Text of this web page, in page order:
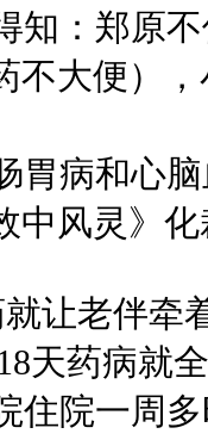
知：郑原
不大便）
胃病和心
中风灵》
让老伴牵
天药病就
住院一周